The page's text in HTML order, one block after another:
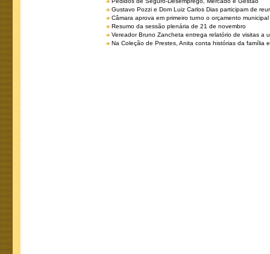
Gustavo Pozzi e Dom Luiz Carlos Dias participam de
Câmara aprova em primeiro turno o orçamento
Resumo da sessão plenária de 21 de novembro
Vereador Bruno Zancheta entrega relatório de visitas a
Na Coleção de Prestes, Anita conta histórias da família